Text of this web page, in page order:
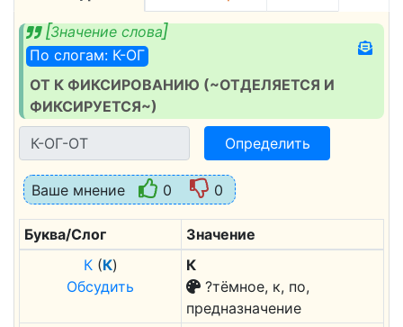
По слогам: К-ОГ
ОТ К ФИКСИРОВАНИЮ (~ОТДЕЛЯЕТСЯ И
ФИКСИРУЕТСЯ~)
Значение слова
Определить
Ваше мнение 0 0
Буква/Слог
Значение
К(К)
Обсудить
К
?тёмное, к, по,
предназначение